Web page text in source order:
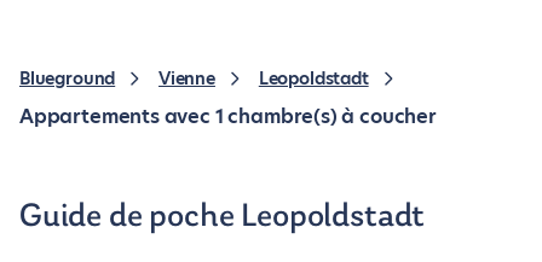
Blueground Vienne Leopoldstadt
Appartements avec 1 chambre(s) à coucher
Guide de poche Leopoldstadt